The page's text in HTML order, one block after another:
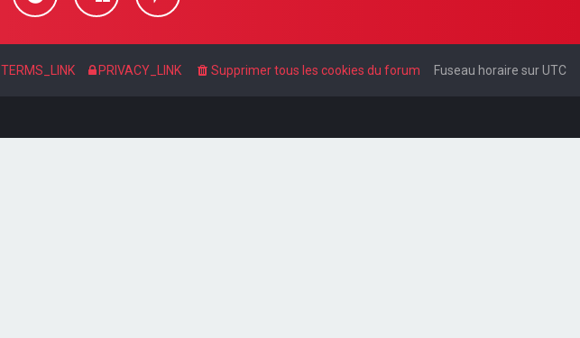
Fuseau horaire surUTC
Supprimer tous les cookies du forum
PRIVACY_LINK
TERMS_LINK